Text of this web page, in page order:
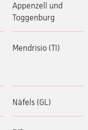
Appenzell und
Toggenburg
Mendrisio (TI)
Näfels (GL)